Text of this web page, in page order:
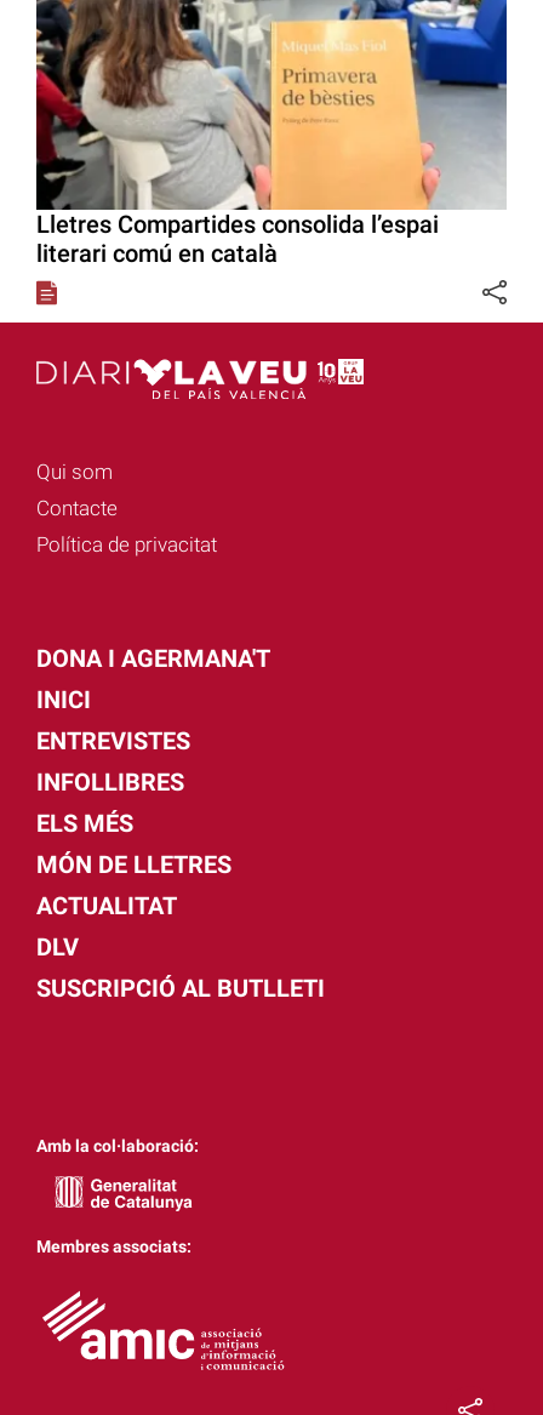
Lletres Compartides consolida l’espai
literari comú en català
Qui som
Contacte
Política de privacitat
DONA I AGERMANA'T
INICI
ENTREVISTES
INFOLLIBRES
ELS MÉS
MÓN DE LLETRES
ACTUALITAT
DLV
SUSCRIPCIÓ AL BUTLLETI
Amb la col·laboració:
Membres associats: